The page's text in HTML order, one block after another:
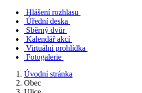
Hlášení rozhlasu
Úřední deska
Sběrný dvůr
Kalendář akcí
Virtuální prohlídka
Fotogalerie
Úvodní stránka
Obec